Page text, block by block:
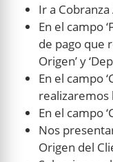
Ir a
En el campo
de pago que
Origen’ y
En el campo
realizaremos
En el campo
Nos
Origen del